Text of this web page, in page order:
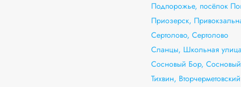
Подпорожье, посёлок
Приозерск,
Сертолово, Сертолово
Сланцы, Школьная улица
Сосновый Бор,
Тихвин,